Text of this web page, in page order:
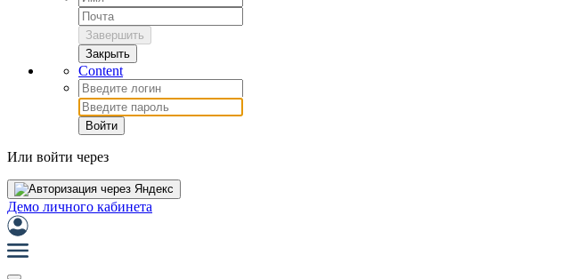
Завершить
Закрыть
Content
Войти
Или войти через
Демо личного кабинета